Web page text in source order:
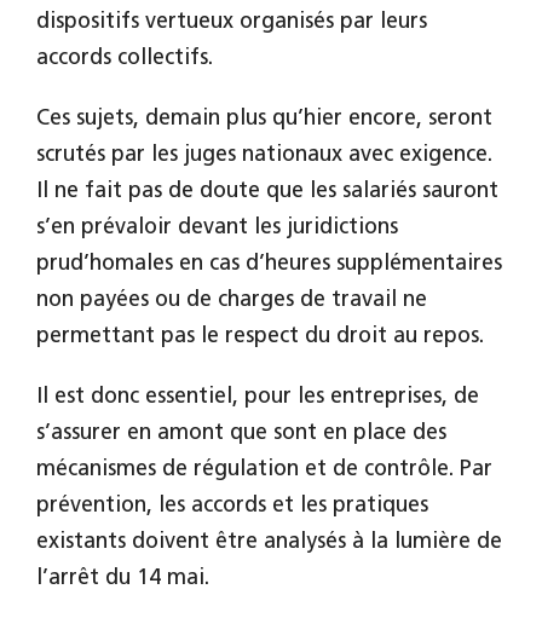
dispositifs vertueux organisés par leurs
accords collectifs.
Ces sujets, demain plus qu’hier encore, seront
scrutés par les juges nationaux avec exigence.
Il ne fait pas de doute que les salariés sauront
s’en prévaloir devant les juridictions
prud’homales en cas d’heures supplémentaires
non payées ou de charges de travail ne
permettant pas le respect du droit au repos.
Il est donc essentiel, pour les entreprises, de
s’assurer en amont que sont en place des
mécanismes de régulation et de contrôle. Par
prévention, les accords et les pratiques
existants doivent être analysés à la lumière de
l’arrêt du 14 mai.